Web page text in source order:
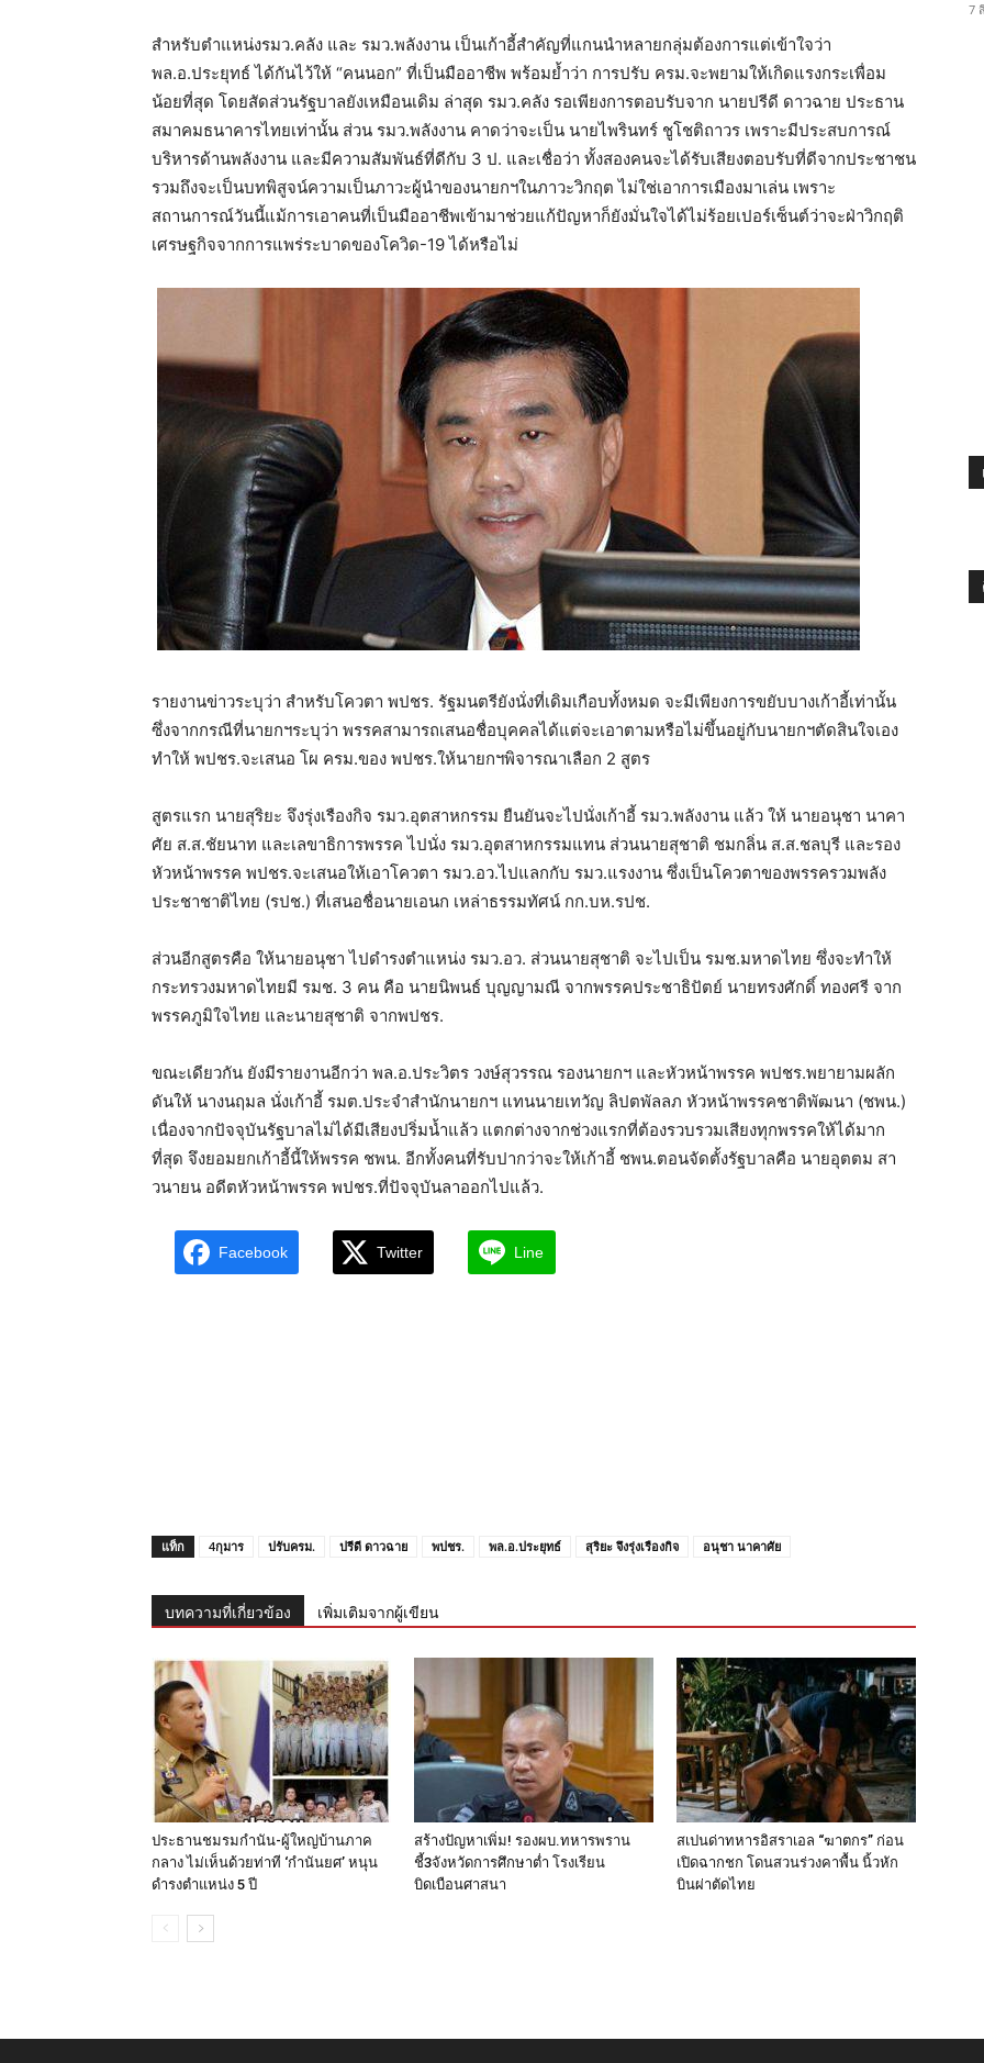
สำหรับตำแหน่งรมว.คลัง และ รมว.พลังงาน เป็นเก้าอี้สำคัญที่แกนนำหลายกลุ่มต้องการแต่เข้าใจว่า
พล.อ.ประยุทธ์ ได้กันไว้ให้ “คนนอก” ที่เป็นมืออาชีพ พร้อมย้ำว่า การปรับ ครม.จะพยามให้เกิดแรงกระเพื่อม
น้อยที่สุด โดยสัดส่วนรัฐบาลยังเหมือนเดิม ล่าสุด รมว.คลัง รอเพียงการตอบรับจาก นายปรีดี ดาวฉาย ประธาน
สมาคมธนาคารไทยเท่านั้น ส่วน รมว.พลังงาน คาดว่าจะเป็น นายไพรินทร์ ชูโชติถาวร เพราะมีประสบการณ์
บริหารด้านพลังงาน และมีความสัมพันธ์ที่ดีกับ 3 ป. และเชื่อว่า ทั้งสองคนจะได้รับเสียงตอบรับที่ดีจากประชาชน
รวมถึงจะเป็นบทพิสูจน์ความเป็นภาวะผู้นำของนายกฯในภาวะวิกฤต ไม่ใช่เอาการเมืองมาเล่น เพราะ
สถานการณ์วันนี้แม้การเอาคนที่เป็นมืออาชีพเข้ามาช่วยแก้ปัญหาก็ยังมั่นใจได้ไม่ร้อยเปอร์เซ็นต์ว่าจะฝ่าวิกฤติ
เศรษฐกิจจากการแพร่ระบาดของโควิด-19 ได้หรือไม่
รายงานข่าวระบุว่า สำหรับโควตา พปชร. รัฐมนตรียังนั่งที่เดิมเกือบทั้งหมด จะมีเพียงการขยับบางเก้าอี้เท่านั้น
ซึ่งจากกรณีที่นายกฯระบุว่า พรรคสามารถเสนอชื่อบุคคลได้แต่จะเอาตามหรือไม่ขึ้นอยู่กับนายกฯตัดสินใจเอง
ทำให้ พปชร.จะเสนอ โผ ครม.ของ พปชร.ให้นายกฯพิจารณาเลือก 2 สูตร
สูตรแรก นายสุริยะ จึงรุ่งเรืองกิจ รมว.อุตสาหกรรม ยืนยันจะไปนั่งเก้าอี้ รมว.พลังงาน แล้ว ให้ นายอนุชา นาคา
ศัย ส.ส.ชัยนาท และเลขาธิการพรรค ไปนั่ง รมว.อุตสาหกรรมแทน ส่วนนายสุชาติ ชมกลิ่น ส.ส.ชลบุรี และรอง
หัวหน้าพรรค พปชร.จะเสนอให้เอาโควตา รมว.อว.ไปแลกกับ รมว.แรงงาน ซึ่งเป็นโควตาของพรรครวมพลัง
ประชาชาติไทย (รปช.) ที่เสนอชื่อนายเอนก เหล่าธรรมทัศน์ กก.บห.รปช.
ส่วนอีกสูตรคือ ให้นายอนุชา ไปดำรงตำแหน่ง รมว.อว. ส่วนนายสุชาติ จะไปเป็น รมช.มหาดไทย ซึ่งจะทำให้
กระทรวงมหาดไทยมี รมช. 3 คน คือ นายนิพนธ์ บุญญามณี จากพรรคประชาธิปัตย์ นายทรงศักดิ์ ทองศรี จาก
พรรคภูมิใจไทย และนายสุชาติ จากพปชร.
ขณะเดียวกัน ยังมีรายงานอีกว่า พล.อ.ประวิตร วงษ์สุวรรณ รองนายกฯ และหัวหน้าพรรค พปชร.พยายามผลัก
ดันให้ นางนฤมล นั่งเก้าอี้ รมต.ประจำสำนักนายกฯ แทนนายเทวัญ ลิปตพัลลภ หัวหน้าพรรคชาติพัฒนา (ชพน.)
เนื่องจากปัจจุบันรัฐบาลไม่ได้มีเสียงปริ่มน้ำแล้ว แตกต่างจากช่วงแรกที่ต้องรวบรวมเสียงทุกพรรคให้ได้มาก
ที่สุด จึงยอมยกเก้าอี้นี้ให้พรรค ชพน. อีกทั้งคนที่รับปากว่าจะให้เก้าอี้ ชพน.ตอนจัดตั้งรัฐบาลคือ นายอุตตม สา
วนายน อดีตหัวหน้าพรรค พปชร.ที่ปัจจุบันลาออกไปแล้ว.
Facebook Twitter Line
แท็ก 4กุมาร ปรับครม. ปรีดี ดาวฉาย พปชร. พล.อ.ประยุทธ์ สุริยะ จึงรุ่งเรืองกิจ อนุชา นาคาศัย
บทความที่เกี่ยวข้อง เพิ่มเติมจากผู้เขียน
ประธานชมรมกำนัน-ผู้ใหญ่บ้านภาค
กลาง ไม่เห็นด้วยท่าที ‘กำนันยศ’ หนุน
ดำรงตำแหน่ง 5 ปี
สร้างปัญหาเพิ่ม! รองผบ.ทหารพราน
ชี้3จังหวัดการศึกษาต่ำ โรงเรียน
บิดเบือนศาสนา
สเปนด่าทหารอิสราเอล “ฆาตกร” ก่อน
เปิดฉากชก โดนสวนร่วงคาพื้น นิ้วหัก
บินผ่าตัดไทย
7